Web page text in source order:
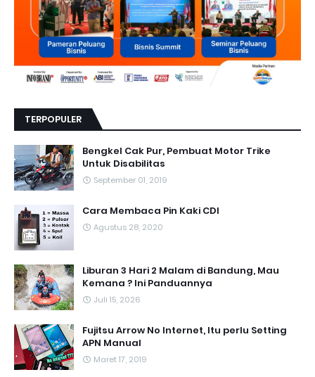
TERPOPULER
Bengkel Cak Pur, Pembuat Motor Trike
Untuk Disabilitas
September 01, 2019
Cara Membaca Pin Kaki CDI
Agustus 28, 2020
Liburan 3 Hari 2 Malam di Bandung, Mau
Kemana ? Ini Panduannya
Juli 15, 2026
Fujitsu Arrow No Internet, Itu perlu Setting
APN Manual
Maret 17, 2019